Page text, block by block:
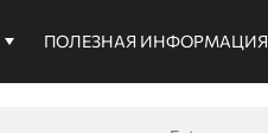
ПОЛЕЗНАЯ ИНФОРМАЦИЯ